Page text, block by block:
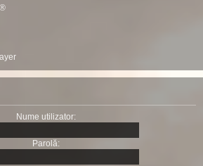
Nume utilizator:
Parolă: